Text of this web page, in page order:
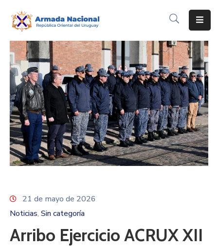
Inicio
Institución
Inscripciones
Noticias
Corporativo
Contacto
21 de mayo de 2026
Noticias‚ Sin categoría
Arribo Ejercicio ACRUX XII